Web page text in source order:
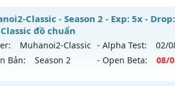
loại: Mu Custom thêm đồ mới
SharkAnti
LONG 6.9 - 🌍 Website: https://
ra tháng 08 2026 - Mở máy chủ
04/08/2626
Classic - Season 2 - Exp: 5x -
đồ chuẩn
Muhanoi2-Classic - Alpha Test: 02/
Bản:
Season 2 - Open Beta: 08/